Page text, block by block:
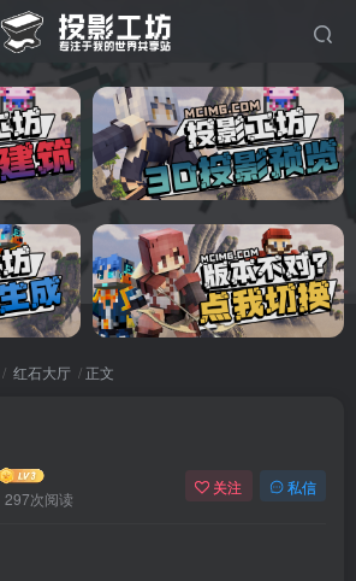
红石大厅 正文
297次阅读
关注 私信